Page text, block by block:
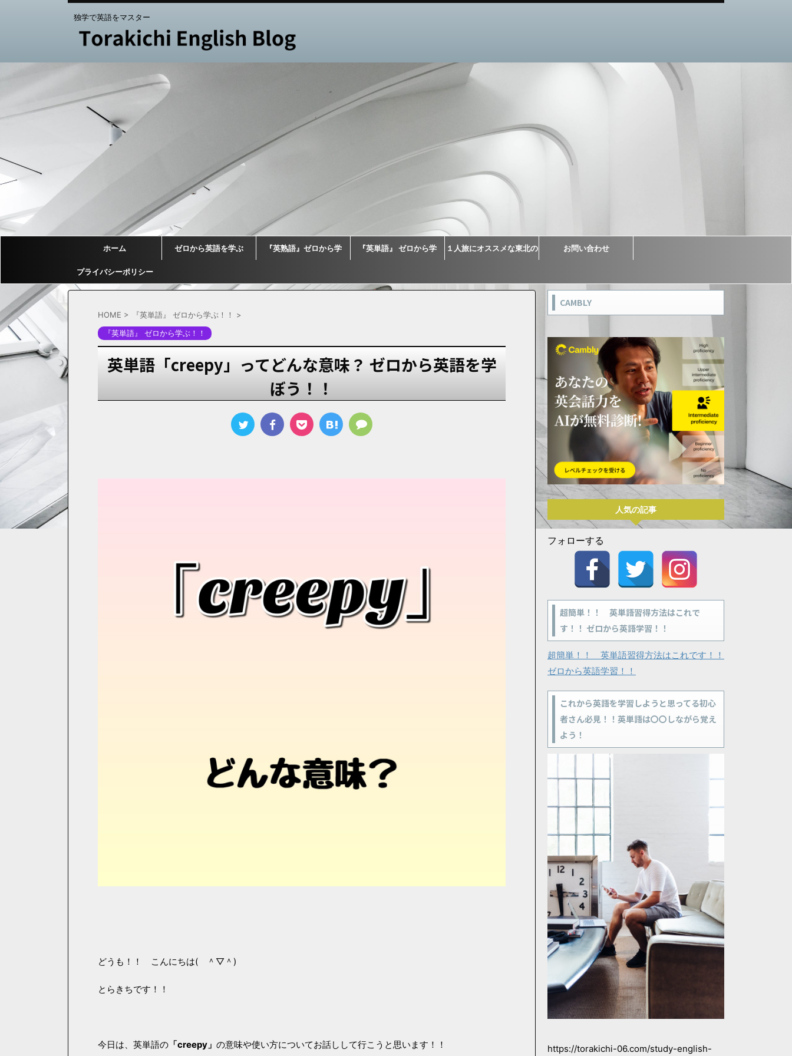
独学で英語をマスター
ホーム ゼロから英語を学ぶ 『英熟語』ゼロから学 『英単語』 ゼロから学 １人旅にオススメな東北の お問い合わせ
プライバシーポリシー
HOME > 『英単語』 ゼロから学ぶ！！
>
『英単語』 ゼロから学ぶ！！
英単語「creepy」ってどんな意味？ ゼロから英語を学
ぼう！！
どうも！！ こんにちは( ＾▽＾)
とらきちです！！
今日は、英単語の 「creepy」 の意味や使い方についてお話しして行こうと思います！！
CAMBLY
人気の記事
フォローする
超簡単！！ 英単語習得方法はこれで
す！！ ゼロから英語学習！！
超簡単！！ 英単語習得方法はこれです！！
ゼロから英語学習！！
これから英語を学習しようと思ってる初心
者さん必見！！英単語は〇〇しながら覚え
よう！
https://torakichi-06.com/study-english-